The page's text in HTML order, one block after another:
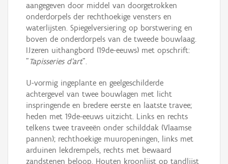
aangegeven door middel van doorgetrokken
onderdorpels der rechthoekige vensters en
waterlijsten. Spiegelversiering op borstwering en
boven de onderdorpels van de tweede bouwlaag.
IJzeren uithangbord (19de-eeuws) met opschrift:
"Tapisseries d'art".
U-vormig ingeplante en geelgeschilderde
achtergevel van twee bouwlagen met licht
inspringende en bredere eerste en laatste travee;
heden met 19de-eeuws uitzicht. Links en rechts
telkens twee traveeën onder schilddak (Vlaamse
pannen); rechthoekige muuropeningen, links met
arduinen lekdrempels, rechts met bewaard
zandstenen beloop. Houten kroonlijst op tandlijst